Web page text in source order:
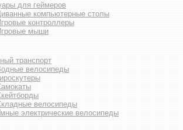
для геймеров
компьютерные столы
контроллеры
мыши
транспорт
велосипеды
велосипеды
электрические велосипеды